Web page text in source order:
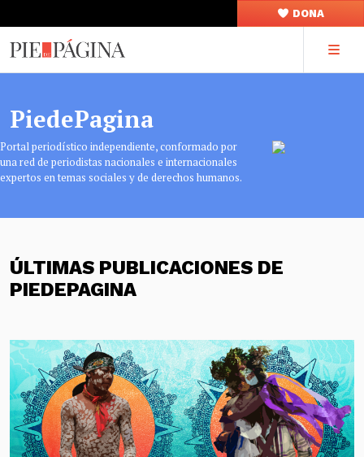
DONA
PiedePagina
Portal periodístico independiente, conformado por
una red de periodistas nacionales e internacionales
expertos en temas sociales y de derechos humanos.
ÚLTIMAS PUBLICACIONES DE
PIEDEPAGINA